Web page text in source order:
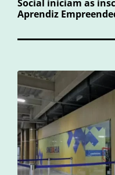
Social iniciam as
Aprendiz